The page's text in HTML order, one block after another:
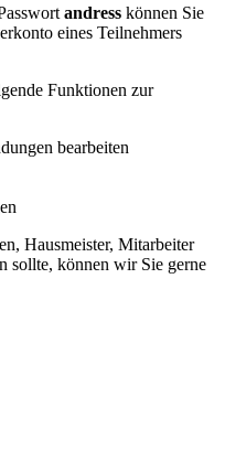
andress können Sie
eines Teilnehmers
Funktionen zur
bearbeiten
Hausmeister, Mitarbeiter
sollte, können wir Sie gerne